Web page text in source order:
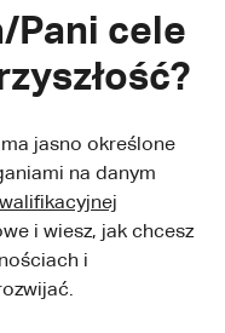
Pani cele
jasno określone
na danym
i wiesz, jak chcesz
i